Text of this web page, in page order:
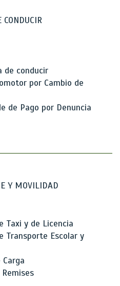
CONDUCIR
de conducir
por Cambio de
de Pago por Denuncia
Y MOVILIDAD
Taxi y de Licencia
Transporte Escolar y